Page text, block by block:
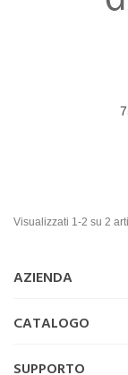
Visualizzati 1-2 su 2
AZIENDA
CATALOGO
SUPPORTO